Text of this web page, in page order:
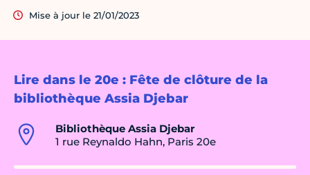
Lire dans le 20e : Fête de clôture de la
bibliothèque Assia Djebar
Bibliothèque Assia Djebar
1 rue Reynaldo Hahn, Paris 20e
Mise à jour le 21/01/2023